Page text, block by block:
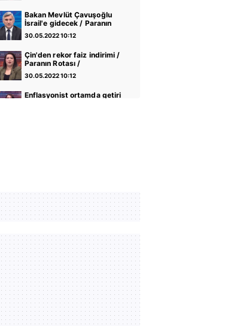
Bakan Mevlüt Çavuşoğlu
İsrail'e gidecek / Paranın
Rotası / 20.05.2022
30.05.2022 10:12
Çin'den rekor faiz indirimi /
Paranın Rotası /
20.05.2022
30.05.2022 10:12
Enflasyonist ortamda getiri
Paranın Rotası /
16.05.2022
30.05.2022 10:12
Vatandaşlığa kabul
13.05.2022
30.05.2022 10:12
ABD Türkiye'ye F-16
satışını gündemine aldı /
Paranın Rotası /
12.05.2022
30.05.2022 10:12
Dolar diğer para birimlerine
karşı değer kazanıyor /
Paranın Rotası /
11.05.2022
30.05.2022 10:12